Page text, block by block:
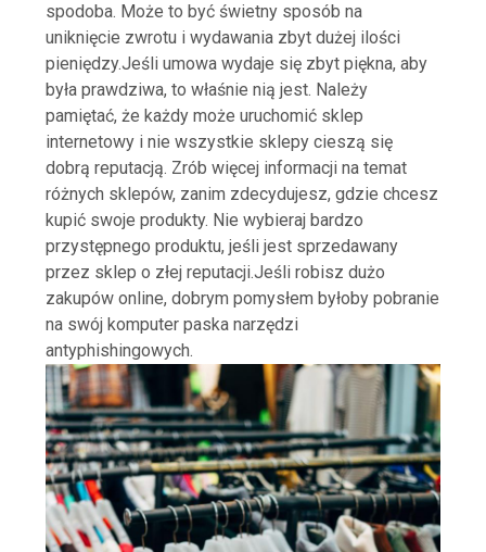
spodoba. Może to być świetny sposób na
uniknięcie zwrotu i wydawania zbyt dużej ilości
pieniędzy.Jeśli umowa wydaje się zbyt piękna, aby
była prawdziwa, to właśnie nią jest. Należy
pamiętać, że każdy może uruchomić sklep
internetowy i nie wszystkie sklepy cieszą się
dobrą reputacją. Zrób więcej informacji na temat
różnych sklepów, zanim zdecydujesz, gdzie chcesz
kupić swoje produkty. Nie wybieraj bardzo
przystępnego produktu, jeśli jest sprzedawany
przez sklep o złej reputacji.Jeśli robisz dużo
zakupów online, dobrym pomysłem byłoby pobranie
na swój komputer paska narzędzi
antyphishingowych.